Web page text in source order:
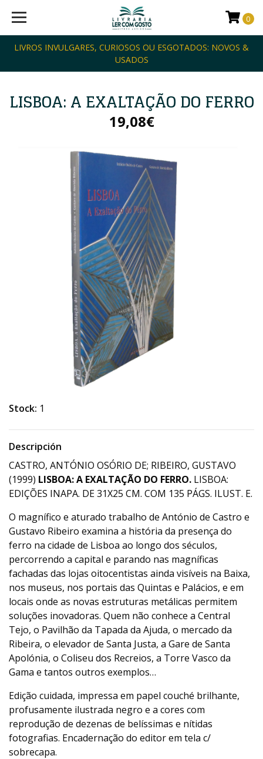
LIVROS INVULGARES, CURIOSOS OU ESGOTADOS: NOVOS &
USADOS
0
LISBOA: A EXALTAÇÃO DO FERRO
19,08€
Stock: 1
Descripción
CASTRO, ANTÓNIO OSÓRIO DE; RIBEIRO, GUSTAVO
(1999) LISBOA: A EXALTAÇÃO DO FERRO. LISBOA:
EDIÇÕES INAPA. DE 31X25 CM. COM 135 PÁGS. ILUST. E.
O magnífico e aturado trabalho de António de Castro e
Gustavo Ribeiro examina a história da presença do
ferro na cidade de Lisboa ao longo dos séculos,
percorrendo a capital e parando nas magníficas
fachadas das lojas oitocentistas ainda visíveis na Baixa,
nos museus, nos portais das Quintas e Palácios, e em
locais onde as novas estruturas metálicas permitem
soluções inovadoras. Quem não conhece a Central
Tejo, o Pavilhão da Tapada da Ajuda, o mercado da
Ribeira, o elevador de Santa Justa, a Gare de Santa
Apolónia, o Coliseu dos Recreios, a Torre Vasco da
Gama e tantos outros exemplos…
Edição cuidada, impressa em papel couché brilhante,
profusamente ilustrada negro e a cores com
reprodução de dezenas de belíssimas e nítidas
fotografias. Encadernação do editor em tela c/
sobrecapa.